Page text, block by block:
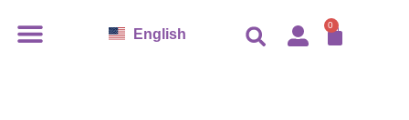
English 0